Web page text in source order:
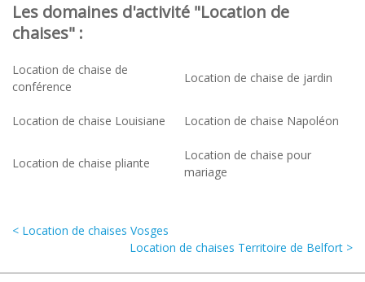
Les domaines d'activité "Location de
chaises" :
Location de chaise de
conférence
Location de chaise de jardin
Location de chaise Louisiane Location de chaise Napoléon
Location de chaise pliante
Location de chaise pour
mariage
< Location de chaises Vosges
Location de chaises Territoire de Belfort >